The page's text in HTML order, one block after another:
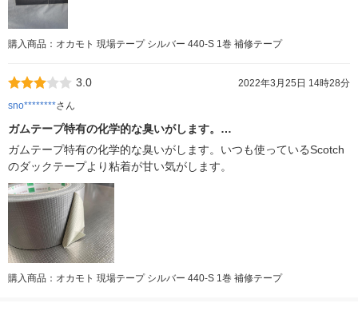
購入商品：オカモト 現場テープ シルバー 440-S 1巻 補修テープ
3.0
2022年3月25日 14時28分
sno********さん
ガムテープ特有の化学的な臭いがします。…
ガムテープ特有の化学的な臭いがします。いつも使っているScotch
のダックテープより粘着が甘い気がします。
購入商品：オカモト 現場テープ シルバー 440-S 1巻 補修テープ